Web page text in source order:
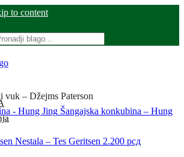
to content
vuk – Džejms Paterson
Šangajska konkubina – Hung
Nestala – Tes Geritsen 2.200 рсд